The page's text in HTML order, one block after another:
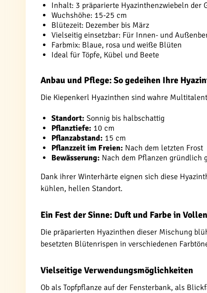
Inhalt: 3 präparierte Hyazinthenzwiebeln der
Wuchshöhe: 15-25 cm
Blütezeit: Dezember bis März
Vielseitig einsetzbar: Für Innen- und
Farbmix: Blaue, rosa und weiße Blüten
Ideal für Töpfe, Kübel und Beete
Anbau und Pflege: So gedeihen Ihre
Die Kiepenkerl Hyazinthen sind wahre
Standort: Sonnig bis halbschattig
Pflanztiefe: 10 cm
Pflanzabstand: 15 cm
Pflanzzeit im Freien: Nach dem letzten Frost
Bewässerung: Nach dem Pflanzen gründlich
Dank ihrer Winterhärte eignen sich diese
kühlen, hellen Standort.
Ein Fest der Sinne: Duft und Farbe in
Die präparierten Hyazinthen dieser Mischung
besetzten Blütenrispen in verschiedenen
Vielseitige Verwendungsmöglichkeiten
Ob als Topfpflanze auf der Fensterbank, als